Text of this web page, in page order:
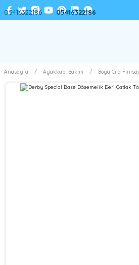
Anasayfa Ayakkabı Bakım Boya Cila Finisaj
05416322186 05416322186